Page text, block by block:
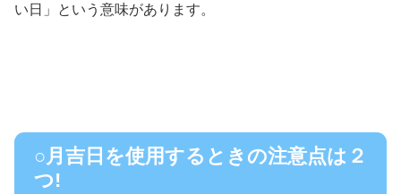
い日」という意味があります。
○月吉日を使用するときの注意点は２
つ!